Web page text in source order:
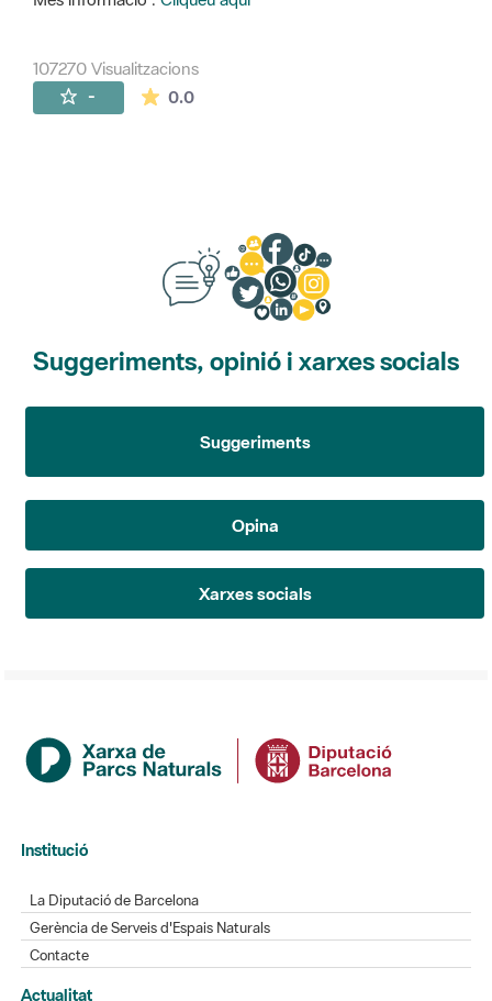
107270 Visualitzacions
- 0.0La mitjana de les valoracions és de 0
Suggeriments, opinió i xarxes socials
Suggeriments
Opina
Xarxes socials
Institució
La Diputació de Barcelona
Gerència de Serveis d'Espais Naturals
Contacte
Actualitat